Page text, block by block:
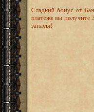
Сладкий бонус от
платеже вы получите
запасы!